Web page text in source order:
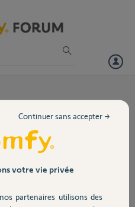
course haute
je viens de faire installer 2
volets roulant avec des moteurs
identiques, ILMO 50 S WT et des
volets identiques. Seul la taille
1 : 950 x 800
votre vie privée
partenaires utilisons des
Continuer sans accepter →